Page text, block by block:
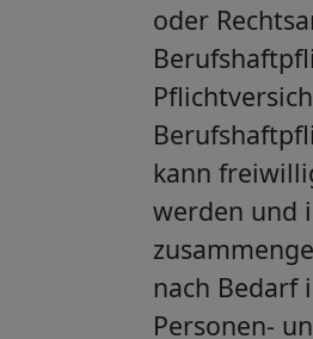
oder
kann
werden und
nach Bedarf
Personen-